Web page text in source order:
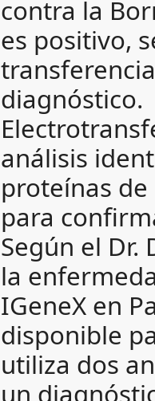
contra la
es positivo,
diagnóstico.
análisis
proteínas
para
Según el
la
IGeneX en
disponible
utiliza dos
un